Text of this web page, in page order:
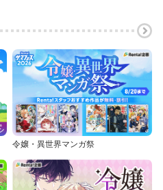
令嬢・異世界マンガ祭